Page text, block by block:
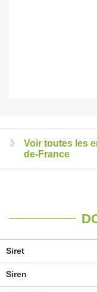
Voir toutes les
de-France
Siret
Siren